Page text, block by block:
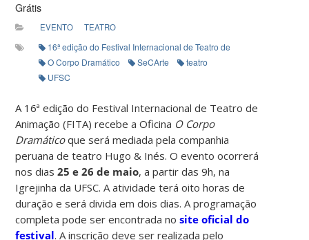
Grátis
EVENTO TEATRO
16ª edição do Festival Internacional de Teatro de Animação (FITA)
O Corpo Dramático
SeCArte
teatro
UFSC
A 16ª edição do Festival Internacional de Teatro de
Animação (FITA) recebe a Oficina O Corpo
Dramáticoque será mediada pela companhia
peruana de teatro Hugo & Inés. O evento ocorrerá
nos dias25 e 26 de maio, a partir das 9h, na
Igrejinha da UFSC. A atividade terá oito horas de
duração e será divida em dois dias. A programação
completa pode ser encontrada nosite oficial do
festival. A inscrição deve ser realizada pelo